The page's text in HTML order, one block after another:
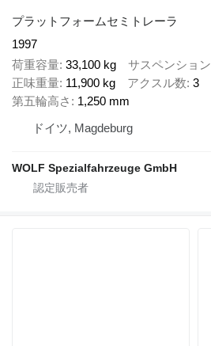
プラットフォームセミトレーラ
1997
荷重容量 33,100 kg サスペンション
正味重量 11,900 kg アクスル数 3
第五輪高さ
1,250 mm
ドイツ, Magdeburg
WOLF Spezialfahrzeuge GmbH